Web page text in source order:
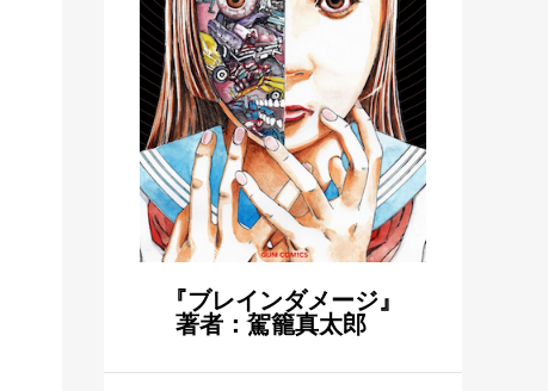
『ブレインダメージ』
著者：駕籠真太郎